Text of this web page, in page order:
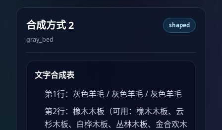
合成方式 2
gray_bed
shaped
文字合成表
第1行：灰色羊毛 / 灰色羊毛 / 灰色羊毛
第2行：橡木木板（可用：橡木木板、云
杉木板、白桦木板、丛林木板、金合欢木